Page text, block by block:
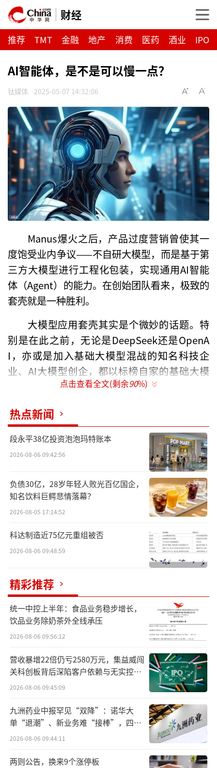
财经
推荐 TMT 金融 地产 消费 医药 酒业 IPO
AI智能体，是不是可以慢一点？
钛媒体 2025-05-07 14:32:06
Manus爆火之后，产品过度营销曾使其一
度饱受业内争议——不自研大模型，而是基于第
三方大模型进行工程化包装，实现通用AI智能
体（Agent）的能力。在创始团队看来，极致的
套壳就是一种胜利。
大模型应用套壳其实是个微妙的话题。特
别是在此之前，无论是DeepSeek还是OpenA
I，亦或是加入基础大模型混战的知名科技企
业、AI大模型创企，都以标榜自家的基础大模
型自研技术能力为荣。
也因此，大模型研发作为一项需要卷算
力、卷数据、卷算法的系统性底层工程，且赢
者通吃，市场的聚光灯也始终聚焦于头部企
业。对于只做上层应用的AI套壳或“借鉴”企
业而言，尽管市场爆发的可能性高，但始终不
掌握底层核心技术，往往被认为缺乏风险承受
能力。金沙江创投主管合伙人朱啸虎甚至直
言：“所有AI应用都是套壳应用，说有壁垒是
忽悠人的。”
尽管如此，笔者注意到，仅在一个多月的
时间内，部分大模型大厂已正快速下探到Manu
s所在的赛道——AI智能体。而另据外媒报道，
Manus背后的公司“蝴蝶效应”获得了由美国
风投Benchmark领投的一轮融资，融资金额达
7500万美元。该轮融资让Manus的估值提升至
近5亿美元。
这种迹象表明，市场需要借DeepSeek-R1
大模型普及和Manus应用爆火的催化，去化解
过去企业智能化转型过程中遗留的大量业务需
求和技术空白。AI智能体在产品设计、商业化
服务、安全治理等方面，既是新问题，也是老
问题。
点击查看全文(剩余90%)
热点新闻
段永平38亿投资泡泡玛特账本
2026-08-06 09:42:56
负债30亿，28岁年轻人败光百亿国企，
知名饮料巨鳄悲情落幕？
2026-08-05 17:14:52
科达制造近75亿元重组被否
2026-08-06 09:48:59
精彩推荐
统一中控上半年：食品业务稳步增长，
饮品业务除奶茶外全线承压
2026-08-06 09:56:12
营收暴增22倍仍亏2580万元，集益威闯
关科创板背后深陷客户依赖与无实控人
困局
2026-08-06 09:45:09
九洲药业中报罕见“双降”：诺华大
单“退潮”、新业务难“接棒”，四大
难关待闯
2026-08-06 09:44:11
两则公告，换来9个涨停板